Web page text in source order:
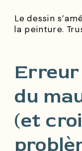
Le dessin
la peinture.
du
(et